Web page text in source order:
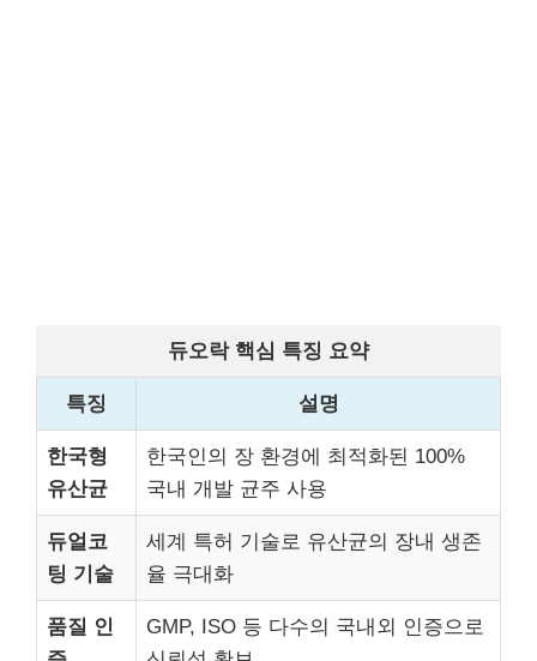
듀오락 핵심 특징 요약
특징 설명
한국형
유산균
한국인의 장 환경에 최적화된 100%
국내 개발 균주 사용
듀얼코
팅 기술
세계 특허 기술로 유산균의 장내 생존
율 극대화
품질 인
GMP, ISO 등 다수의 국내외 인증으로